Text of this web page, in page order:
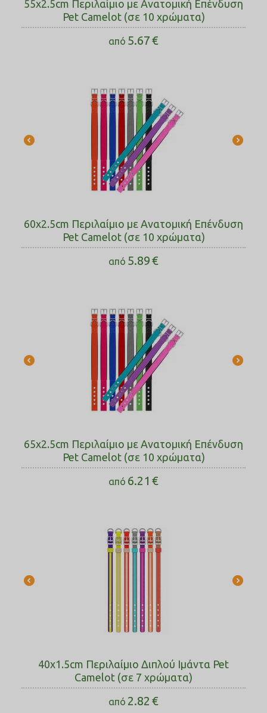
55x2.5cm Περιλαίμιο με Ανατομική Επένδυση
Pet Camelot (σε 10 χρώματα)
από 5.67€
60x2.5cm Περιλαίμιο με Ανατομική Επένδυση
Pet Camelot (σε 10 χρώματα)
από 5.89€
65x2.5cm Περιλαίμιο με Ανατομική Επένδυση
Pet Camelot (σε 10 χρώματα)
από 6.21 €
40x1.5cm Περιλαίμιο Διπλού Ιμάντα Pet
Camelot (σε 7 χρώματα)
από 2.82 €